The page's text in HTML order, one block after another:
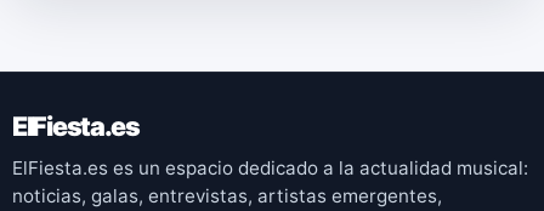
ElFiesta.es
ElFiesta.es es un espacio dedicado a la actualidad musical:
noticias, galas, entrevistas, artistas emergentes,